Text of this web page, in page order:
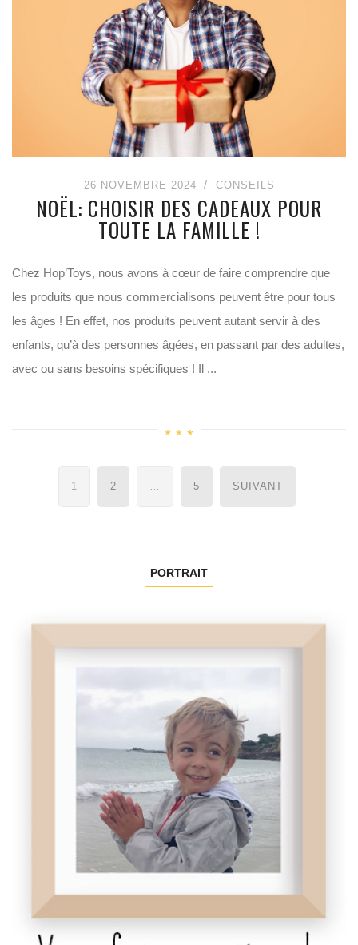
26 NOVEMBRE 2024 CONSEILS
NOËL: CHOISIR DES CADEAUX POUR
TOUTE LA FAMILLE !
Chez Hop’Toys, nous avons à cœur de faire comprendre que
les produits que nous commercialisons peuvent être pour tous
les âges ! En effet, nos produits peuvent autant servir à des
enfants, qu’à des personnes âgées, en passant par des adultes,
avec ou sans besoins spécifiques ! Il ...
Navigation
des
1 2 … 5 SUIVANT
PORTRAIT